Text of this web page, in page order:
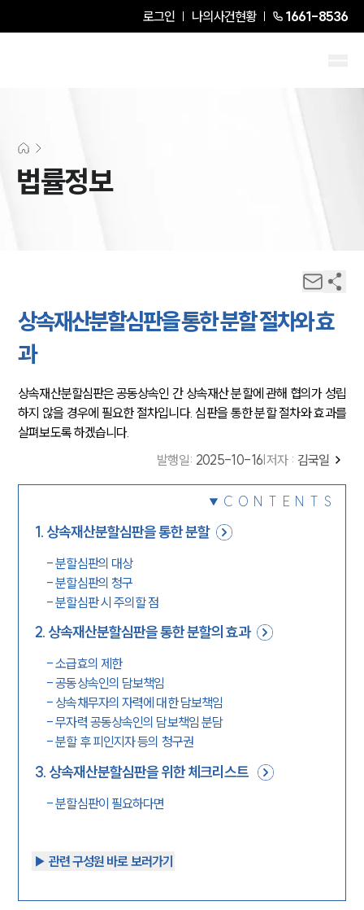
로그인 나의사건현황 1661-8536
법률정보
상속재산분할심판을 통한 분할 절차와 효
과
상속재산분할심판은 공동상속인 간 상속재산 분할에 관해 협의가 성립
하지 않을 경우에 필요한 절차입니다. 심판을 통한 분할 절차와 효과를
살펴보도록 하겠습니다.
발행일: 2025-10-16 저자 : 김국일
CONTENTS
1. 상속재산분할심판을 통한 분할
-분할심판의 대상
-분할심판의 청구
-분할심판 시 주의할 점
2. 상속재산분할심판을 통한 분할의 효과
-소급효의 제한
-공동상속인의 담보책임
- 상속채무자의 자력에 대한 담보책임
-무자력 공동상속인의 담보책임 분담
-분할 후 피인지자 등의 청구권
3. 상속재산분할심판을 위한 체크리스트
-분할심판이 필요하다면
▶︎ 관련 구성원 바로 보러가기